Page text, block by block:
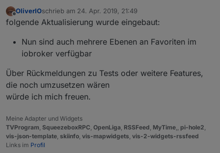
Offline
OliverIOschrieb am 24. Apr. 2019, 21:49
zuletzt editiert von
folgende Aktualisierung wurde eingebaut:
Nun sind auch mehrere Ebenen an Favoriten im
iobroker verfügbar
Über Rückmeldungen zu Tests oder weitere Features,
die noch umzusetzen wären
würde ich mich freuen.
Meine Adapter und Widgets
TVProgram, SqueezeboxRPC, OpenLiga, RSSFeed, MyTime,, pi-hole2,
vis-json-template, skiinfo, vis-mapwidgets, vis-2-widgets-rssfeed
Links im Profil